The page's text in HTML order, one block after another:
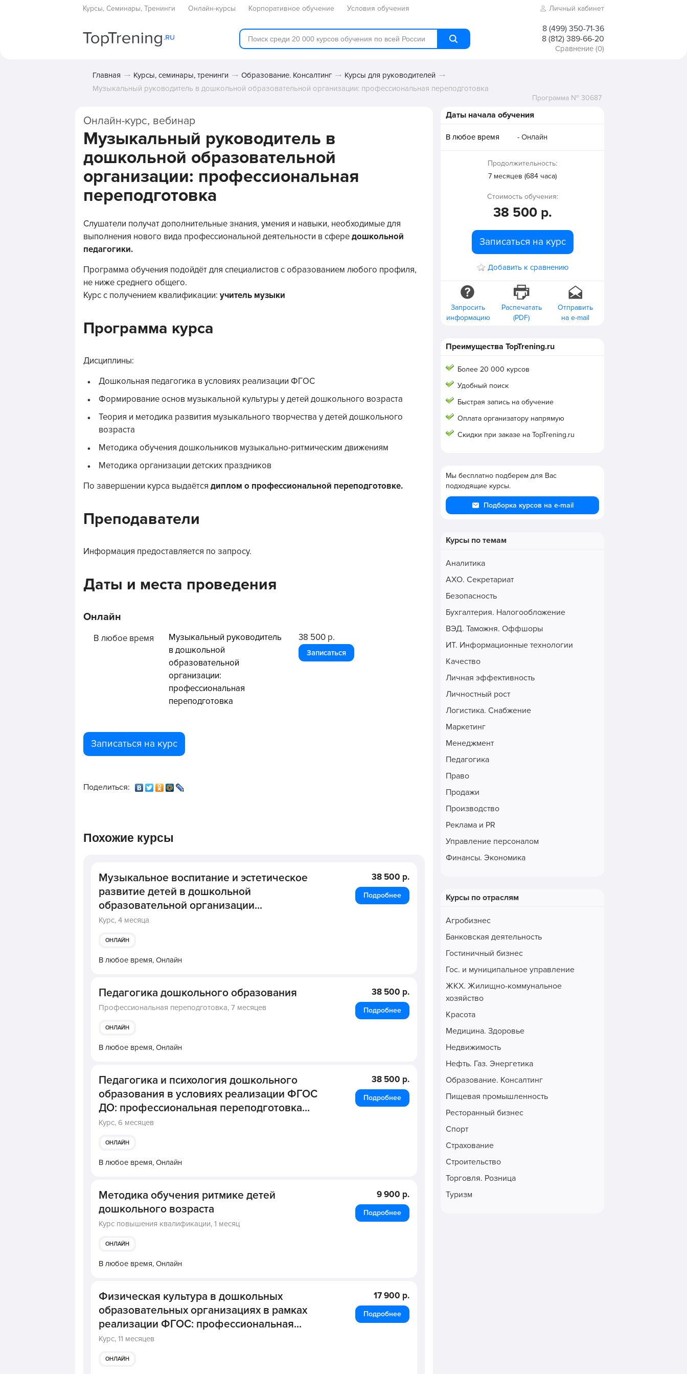
Курсы, Семинары, Тренинги Онлайн-курсы Корпоративное обучение Условия обучения Личный кабинет
8 (499) 350-71-36
8 (812) 389-66-20
Сравнение (0)
Главная Курсы, семинары, тренинги Образование. Консалтинг
Курсы для руководителей
Музыкальный руководитель в дошкольной образовательной организации: профессиональная переподготовка
Онлайн-курс, вебинар
Музыкальный руководитель в
дошкольной образовательной
организации: профессиональная
переподготовка
Слушатели получат дополнительные знания, умения и навыки, необходимые для
выполнения нового вида профессиональной деятельности в сфере дошкольной
педагогики.
Программа обучения подойдёт для специалистов с образованием любого профиля,
не ниже среднего общего.
Курс с получением квалификации: учитель музыки
Программа курса
Дисциплины:
Дошкольная педагогика в условиях реализации ФГОС
Формирование основ музыкальной культуры у детей дошкольного возраста
Теория и методика развития музыкального творчества у детей дошкольного
возраста
Методика обучения дошкольников музыкально-ритмическим движениям
Методика организации детских праздников
По завершении курса выдаётся диплом о профессиональной переподготовке.
Преподаватели
Информация предоставляется по запросу.
Даты и места проведения
Онлайн
В любое время
Музыкальный руководитель
в дошкольной
образовательной
организации:
профессиональная
переподготовка
38 500 р.
Записаться
Записаться на курс
Поделиться:
Похожие курсы
Музыкальное воспитание и эстетическое
развитие детей в дошкольной
образовательной организации...
Курс, 4 месяца
ОНЛАЙН
В любое время, Онлайн
38 500 р.
Подробнее
Педагогика дошкольного образования
Профессиональная переподготовка, 7 месяцев
ОНЛАЙН
В любое время, Онлайн
38 500 р.
Подробнее
Педагогика и психология дошкольного
образования в условиях реализации ФГОС
ДО: профессиональная переподготовка...
Курс, 6 месяцев
ОНЛАЙН
В любое время, Онлайн
38 500 р.
Подробнее
Методика обучения ритмике детей
дошкольного возраста
Курс повышения квалификации, 1 месяц
ОНЛАЙН
В любое время, Онлайн
9 900 р.
Подробнее
Физическая культура в дошкольных
образовательных организациях в рамках
реализации ФГОС: профессиональная...
Курс, 11 месяцев
ОНЛАЙН
17 900 р.
Подробнее
Программа № 30687
Даты начала обучения
В любое время - Онлайн
Продолжительность:
7 месяцев (684 часа)
Стоимость обучения:
38 500 р.
Записаться на курс
Добавить к сравнению
Запросить
информацию
Распечатать
(PDF)
Отправить
на e-mail
Преимущества TopTrening.ru
Более 20 000 курсов
Удобный поиск
Быстрая запись на обучение
Оплата организатору напрямую
Скидки при заказе на TopTrening.ru
Мы бесплатно подберем для Вас
подходящие курсы.
Подборка курсов на e-mail
Курсы по темам
Аналитика
АХО. Секретариат
Безопасность
Бухгалтерия. Налогообложение
ВЭД. Таможня. Оффшоры
ИТ. Информационные технологии
Качество
Личная эффективность
Личностный рост
Логистика. Снабжение
Маркетинг
Менеджмент
Педагогика
Право
Продажи
Производство
Реклама и PR
Управление персоналом
Финансы. Экономика
Курсы по отраслям
Агробизнес
Банковская деятельность
Гостиничный бизнес
Гос. и муниципальное управление
ЖКХ. Жилищно-коммунальное
хозяйство
Красота
Медицина. Здоровье
Недвижимость
Нефть. Газ. Энергетика
Образование. Консалтинг
Пищевая промышленность
Ресторанный бизнес
Спорт
Страхование
Строительство
Торговля. Розница
Туризм